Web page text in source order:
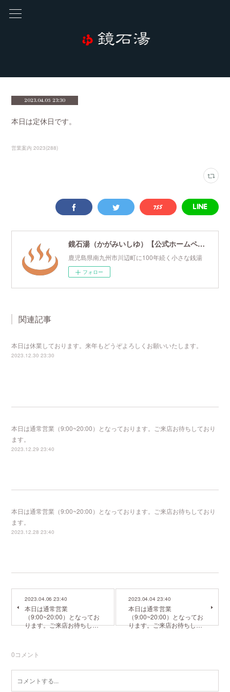
2023.04.05 23:30
本日は定休日です。
営業案内 2023(288)
鏡石湯（かがみいしゆ）【公式ホームページ】
鹿児島県南九州市川辺町に100年続く小さな銭湯
フォロー
関連記事
本日は休業しております。来年もどうぞよろしくお願いいたします。
2023.12.30 23:30
本日は通常営業（9:00~20:00）となっております。ご来店お待ちしており
ます。
2023.12.29 23:40
本日は通常営業（9:00~20:00）となっております。ご来店お待ちしており
ます。
2023.12.28 23:40
2023.04.06 23:40
本日は通常営業
（9:00~20:00）となってお
ります。ご来店お待ちし…
2023.04.04 23:40
本日は通常営業
（9:00~20:00）となってお
ります。ご来店お待ちし…
0コメント